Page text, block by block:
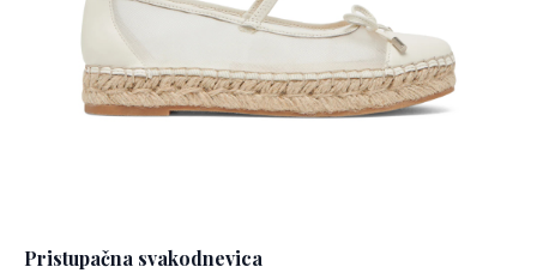
Pristupačna svakodnevica